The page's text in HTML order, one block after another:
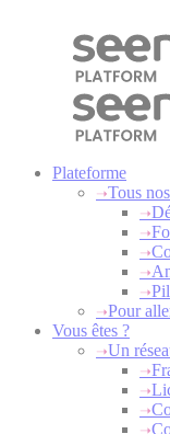
Plateforme
Tous
Pour
Vous êtes ?
Un